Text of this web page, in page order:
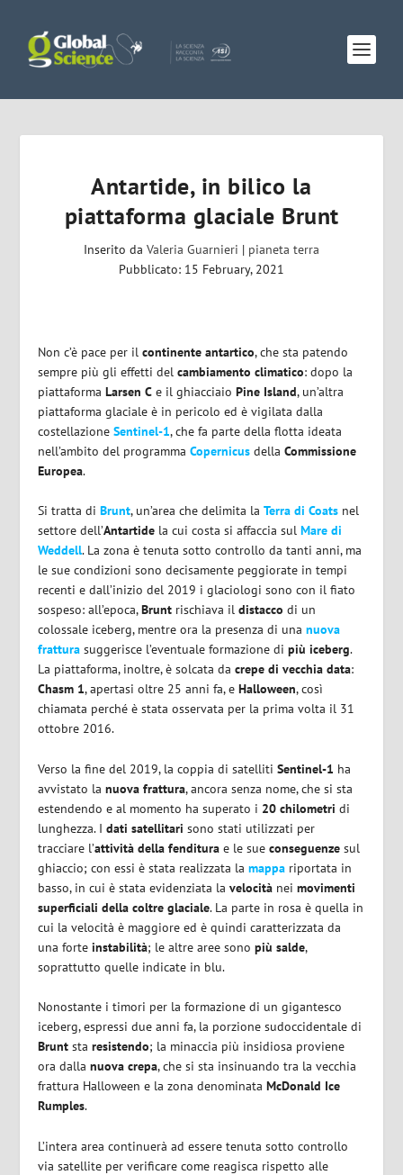
Antartide, in bilico la
piattaforma glaciale Brunt
Inserito da Valeria Guarnieri | pianeta terra
Pubblicato: 15 February, 2021
Non c’è pace per ilcontinente antartico, che sta patendo
sempre più gli effetti delcambiamento climatico: dopo la
piattaformaLarsen C e il ghiacciaioPine Island, un’altra
piattaforma glaciale è in pericolo ed è vigilata dalla
costellazioneSentinel-1, che fa parte della flotta ideata
nell’ambito del programmaCopernicus dellaCommissione
Europea.
Si tratta diBrunt, un’area che delimita laTerra di Coats nel
settore dell’Antartide la cui costa si affaccia sulMare di
Weddell. La zona è tenuta sotto controllo da tanti anni, ma
le sue condizioni sono decisamente peggiorate in tempi
recenti e dall’inizio del 2019 i glaciologi sono con il fiato
sospeso: all’epoca,Brunt rischiava il distacco di un
colossale iceberg, mentre ora la presenza di unanuova
frattura suggerisce l’eventuale formazione dipiù iceberg.
La piattaforma, inoltre, è solcata dacrepe di vecchia data:
Chasm 1, apertasi oltre 25 anni fa, eHalloween, così
chiamata perché è stata osservata per la prima volta il 31
ottobre 2016.
Verso la fine del 2019, la coppia di satellitiSentinel-1 ha
avvistato lanuova frattura, ancora senza nome, che si sta
estendendo e al momento ha superato i 20 chilometri di
lunghezza. Idati satellitari sono stati utilizzati per
tracciare l’attività della fenditura e le sueconseguenze sul
ghiaccio; con essi è stata realizzata lamappa riportata in
basso, in cui è stata evidenziata lavelocità neimovimenti
superficiali della coltre glaciale. La parte in rosa è quella in
cui la velocità è maggiore ed è quindi caratterizzata da
una forteinstabilità; le altre aree sonopiù salde,
soprattutto quelle indicate in blu.
Nonostante i timori per la formazione di un gigantesco
iceberg, espressi due anni fa, la porzione sudoccidentale di
Brunt staresistendo; la minaccia più insidiosa proviene
ora dallanuova crepa, che si sta insinuando tra la vecchia
frattura Halloween e la zona denominataMcDonald Ice
Rumples.
L’intera area continuerà ad essere tenuta sotto controllo
via satellite per verificare come reagisca rispetto alle